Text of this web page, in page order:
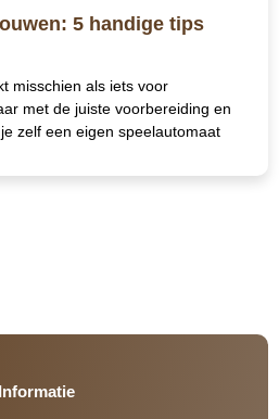
5 handige tips
misschien als iets voor
met de juiste voorbereiding en
zelf een eigen speelautomaat
Informatie